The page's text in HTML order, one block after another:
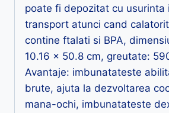
poate fi depozitat cu usurinta
transport atunci cand
contine ftalati si BPA,
10.16 x 50.8 cm, greutate:
Avantaje: imbunatateste
brute, ajuta la dezvoltarea
mana-ochi, imbunatateste